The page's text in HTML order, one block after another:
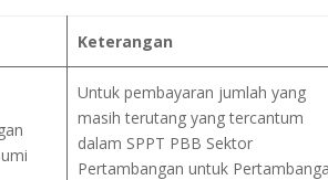
Keterangan
Untuk pembayaran jumlah yang
masih terutang yang tercantum
dalam SPPT PBB Sektor
Pertambangan untuk